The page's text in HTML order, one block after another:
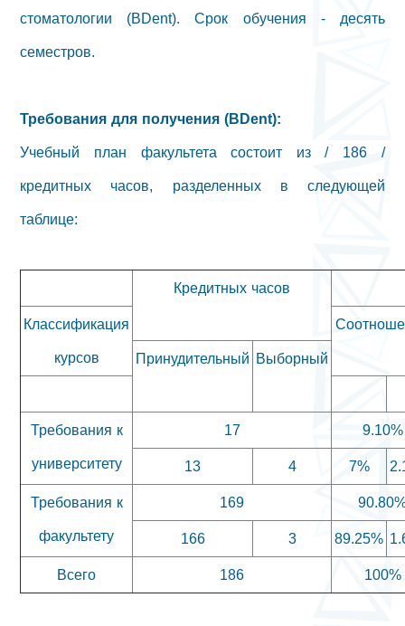
стоматологии (BDent). Срок обучения - десять
семестров.
Требования для получения (BDent):
Учебный план факультета состоит из / 186 /
кредитных часов, разделенных в следующей
таблице:
Кредитных часов
Классификация
курсов
Принудительный Выборный
Требования к
университету
17
9.10%
13
4 7%
Требования к
факультету
169
166
3 89.25%
Всего
186 100%